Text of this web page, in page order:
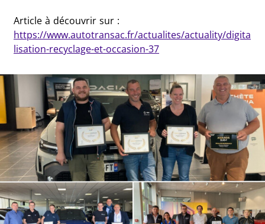
Article à découvrir sur :
https://www.autotransac.fr/actualites/actuality/digita
lisation-recyclage-et-occasion-37